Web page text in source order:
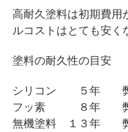
高耐久塗料は初期費用
ルコストはとても安く
塗料の耐久性の目安
シリコン ５年 弊
フッ素 ８年 弊社
無機塗料 １３年 弊